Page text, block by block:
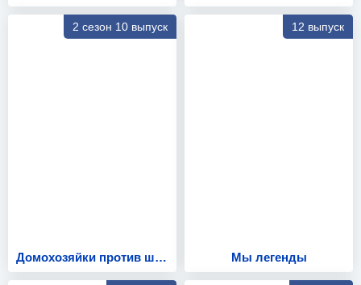
2 сезон 10 выпуск
Домохозяйки против шефов: Битва за вкус
12 выпуск
Мы легенды